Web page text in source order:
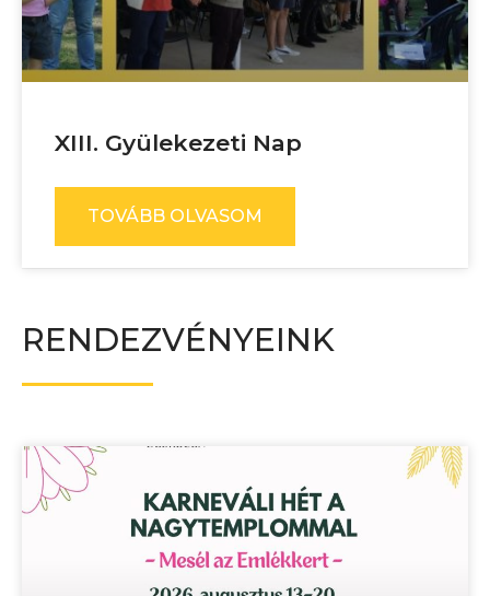
XIII. Gyülekezeti Nap
TOVÁBB OLVASOM
RENDEZVÉNYEINK